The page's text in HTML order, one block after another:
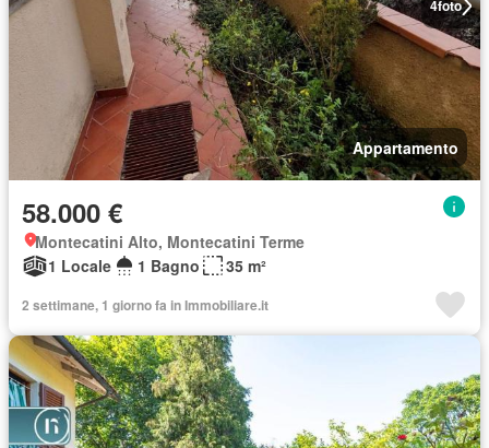
4foto
Appartamento
58.000 €
Montecatini Alto, Montecatini Terme
1 Locale
1 Bagno 35 m²
2 settimane, 1 giorno fa in Immobiliare.it